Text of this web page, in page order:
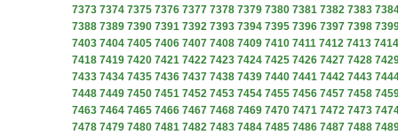
7373 7374 7375 7376 7377 7378 7379 7380 7381 7382 7383
7388 7389 7390 7391 7392 7393 7394 7395 7396 7397 7398
7403 7404 7405 7406 7407 7408 7409 7410 7411 7412 7413 7414
7418 7419 7420 7421 7422 7423 7424 7425 7426 7427 7428
7433 7434 7435 7436 7437 7438 7439 7440 7441 7442 7443
7448 7449 7450 7451 7452 7453 7454 7455 7456 7457 7458
7463 7464 7465 7466 7467 7468 7469 7470 7471 7472 7473
7478 7479 7480 7481 7482 7483 7484 7485 7486 7487 7488